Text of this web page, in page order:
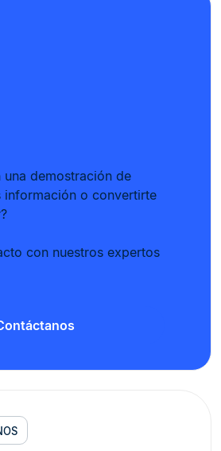
una demostración de
información o convertirte
con nuestros expertos